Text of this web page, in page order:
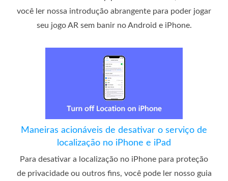
você ler nossa introdução abrangente para poder jogar
seu jogo AR sem banir no Android e iPhone.
Maneiras acionáveis ​​de desativar o serviço de
localização no iPhone e iPad
Para desativar a localização no iPhone para proteção
de privacidade ou outros fins, você pode ler nosso guia